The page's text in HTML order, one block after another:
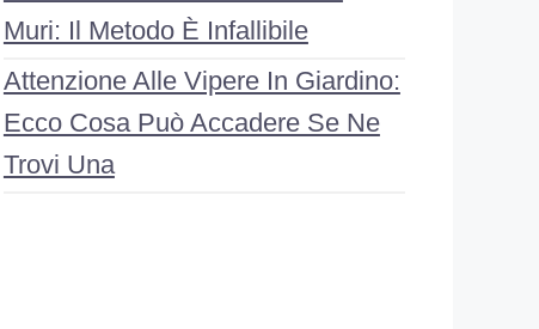
Muri: Il Metodo È Infallibile
Attenzione Alle Vipere In Giardino:
Ecco Cosa Può Accadere Se Ne
Trovi Una